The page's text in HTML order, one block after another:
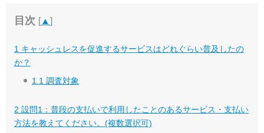
目次 [▲ ]
1 キャッシュレスを促進するサービスはどれぐらい普及したの
か？
1.1 調査対象
2 設問1：普段の支払いで利用したことのあるサービス・支払い
方法を教えてください。(複数選択可)